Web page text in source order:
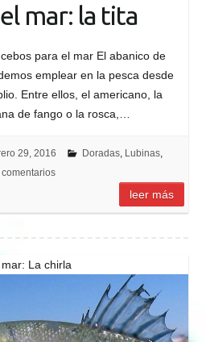
mar: la tita
para el mar El abanico de
emplear en la pesca desde
Entre ellos, el americano, la
de fango o la rosca,…
29, 2016 Doradas, Lubinas,
comentarios
leer más
La chirla